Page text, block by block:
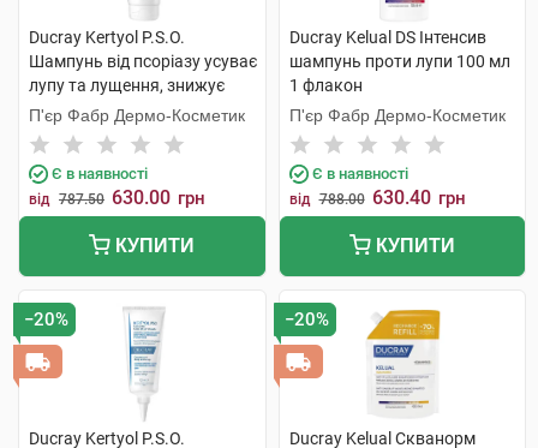
Ducray Kertyol P.S.O.
Шампунь від псоріазу усуває
лупу та лущення, знижує
почервоніння 200 мл 1 туба
П'єр Фабр Дермо-Косметик
Є в наявності
від 787.50 630.00 грн
КУПИТИ
Ducray Kelual DS Інтенсив
шампунь проти лупи 100 мл
1 флакон
П'єр Фабр Дермо-Косметик
Є в наявності
від 788.00 630.40 грн
КУПИТИ
−20%
Ducray Kertyol Р.S.О.
−20%
Ducray Kelual Скванорм